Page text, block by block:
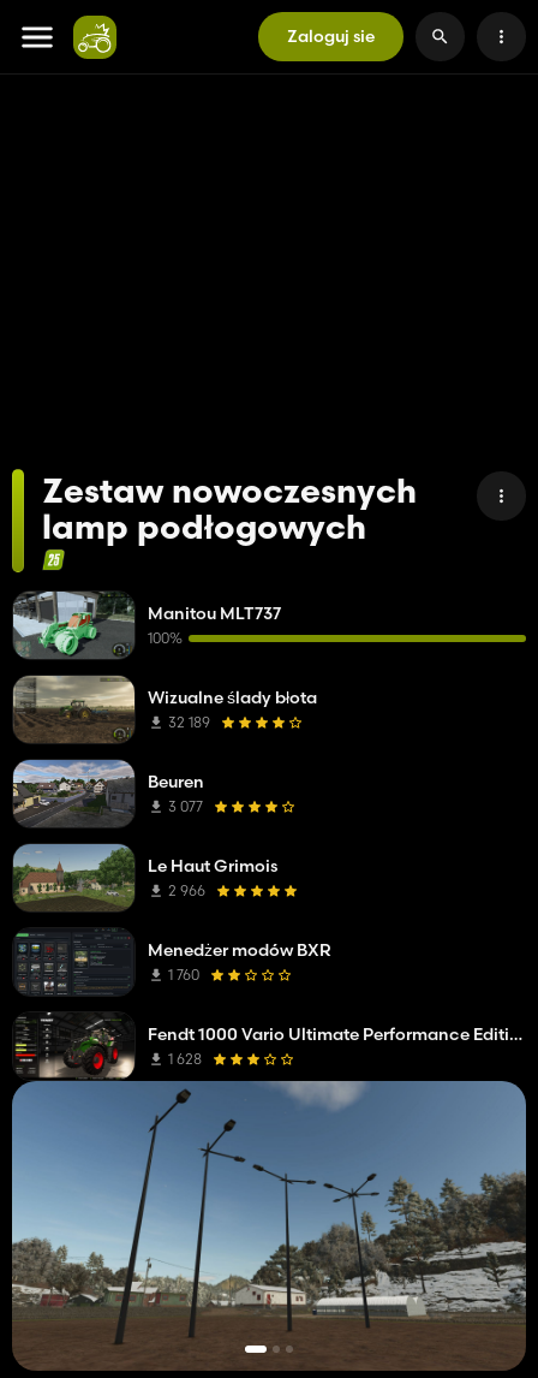
Zaloguj sie
Zestaw nowoczesnych
lamp podłogowych
Manitou MLT737
100%
Wizualne ślady błota
32 189
Beuren
3 077
Le Haut Grimois
2 966
Menedżer modów BXR
1 760
Fendt 1000 Vario Ultimate Performance Edition
1 628